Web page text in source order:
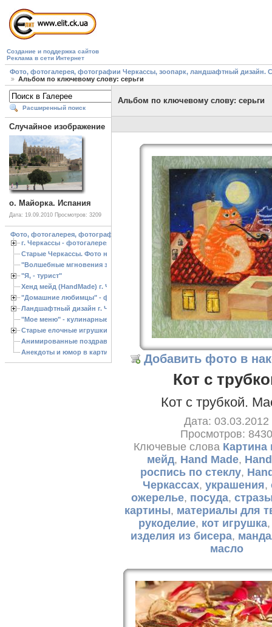
Создание и поддержка сайтов
Реклама в сети Интернет
Фото, фотогалерея, фотографии Черкассы, зоопарк, ландшафтный дизайн.
Альбом по ключевому слову: серьги
Расширенный поиск
Случайное изображение
о. Майорка. Испания
Дата: 19.09.2010 Просмотров: 3209
Фото, фотогалерея, фотографии Черкассы, зоопарк, ландшафтный дизайн.
г. Черкассы - фотогалерея
Старые Черкассы. Фото начало ХХ ст.
"Волшебные мгновения зимы"
"Я, - турист"
Хенд мейд (HandMade) г. Черкассы, - изделия ручной работы
"Домашние любимцы" - фото
Ландшафтный дизайн г. Черкассы
"Мое меню" - кулинарные рецепты
Старые елочные игрушки
Анимированные поздравления с Новым 2013 годом
Анекдоты и юмор в картинках
Альбом по ключевому слову: серьги
Добавить фото в
Кот с
Кот с трубкой.
Дата: 03.03.2012
Просмотров: 8430
Ключевые слова Картина
мейд, Hand Made,
роспись по стеклу,
Черкассах, украшения,
ожерелье, посуда,
картины, материалы для
рукоделие, кот игрушка
изделия из бисера,
масло